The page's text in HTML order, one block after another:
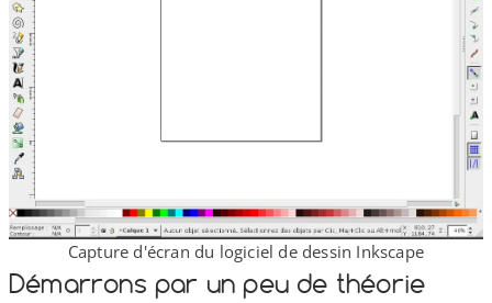
Capture d'écran du logiciel de dessin Inkscape
Démarrons par un peu de théorie